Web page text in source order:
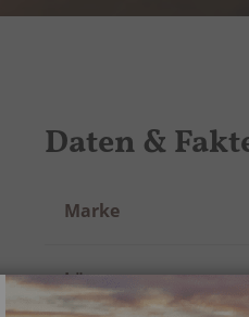
Daten &
Mehr
Marke
Länge